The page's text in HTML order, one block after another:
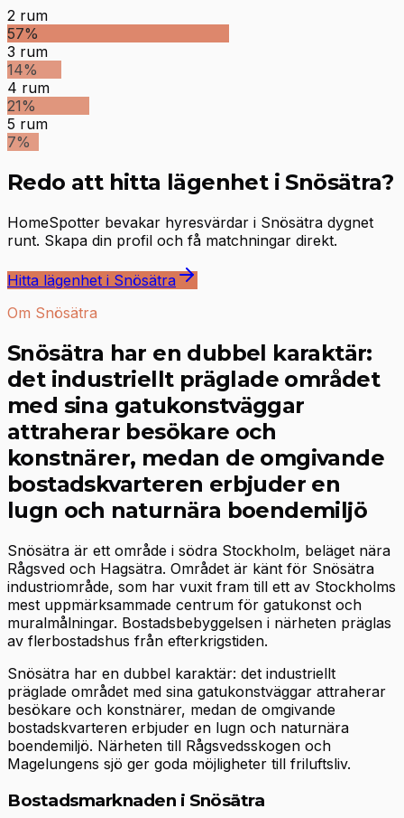
2 rum
57%
3 rum
14%
4 rum
21%
5 rum
7%
Redo att hitta lägenhet i Snösätra?
HomeSpotter bevakar hyresvärdar i Snösätra dygnet
runt. Skapa din profil och få matchningar direkt.
Hitta lägenhet i Snösätra
Om Snösätra
Snösätra har en dubbel karaktär:
det industriellt präglade området
med sina gatukonstväggar
attraherar besökare och
konstnärer, medan de omgivande
bostadskvarteren erbjuder en
lugn och naturnära boendemiljö
Snösätra är ett område i södra Stockholm, beläget nära
Rågsved och Hagsätra. Området är känt för Snösätra
industriområde, som har vuxit fram till ett av Stockholms
mest uppmärksammade centrum för gatukonst och
muralmålningar. Bostadsbebyggelsen i närheten präglas
av flerbostadshus från efterkrigstiden.
Snösätra har en dubbel karaktär: det industriellt
präglade området med sina gatukonstväggar attraherar
besökare och konstnärer, medan de omgivande
bostadskvarteren erbjuder en lugn och naturnära
boendemiljö. Närheten till Rågsvedsskogen och
Magelungens sjö ger goda möjligheter till friluftsliv.
Bostadsmarknaden i Snösätra